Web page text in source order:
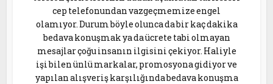
cep telefonundan vazgeçmemize engel
olamıyor. Durum böyle olunca da bir kaç dakika
bedava konuşmak ya da ücrete tabi olmayan
mesajlar çoğu insanın ilgisini çekiyor. Haliyle
işi bilen ünlü markalar, promosyona gidiyor ve
yapılan alışveriş karşılığında bedava konuşma